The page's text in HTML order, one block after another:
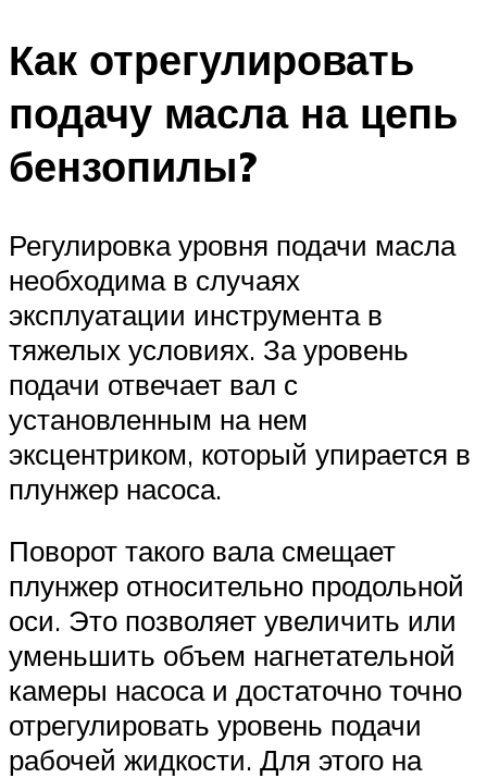
Как отрегулировать
подачу масла на цепь
бензопилы?
Регулировка уровня подачи масла
необходима в случаях
эксплуатации инструмента в
тяжелых условиях. За уровень
подачи отвечает вал с
установленным на нем
эксцентриком, который упирается в
плунжер насоса.
Поворот такого вала смещает
плунжер относительно продольной
оси. Это позволяет увеличить или
уменьшить объем нагнетательной
камеры насоса и достаточно точно
отрегулировать уровень подачи
рабочей жидкости. Для этого на